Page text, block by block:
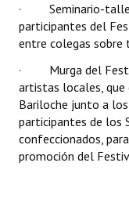
· Seminario-taller
participantes del
entre colegas sobre
· Murga del
artistas locales, que
Bariloche junto a
participantes de los
confeccionados,
promoción del